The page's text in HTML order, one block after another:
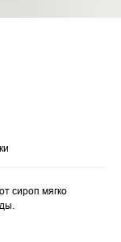
сироп мягко